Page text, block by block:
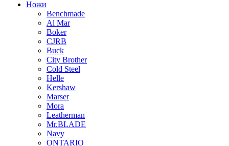
Ножи
Benchmade
Al Mar
Boker
CJRB
Buck
City Brother
Cold Steel
Helle
Kershaw
Marser
Mora
Leatherman
Mr.BLADE
Navy
ONTARIO